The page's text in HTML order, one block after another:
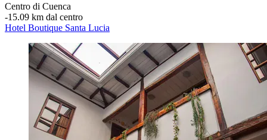
Centro di Cuenca
‐15.09 km dal centro
Hotel Boutique Santa Lucia